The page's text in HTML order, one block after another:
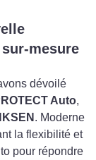
mesure
dévoilé
Auto,
. Moderne
la flexibilité et
pour répondre